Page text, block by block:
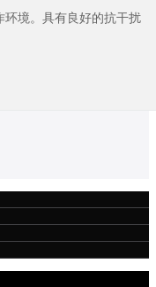
环境。具有良好的抗干扰